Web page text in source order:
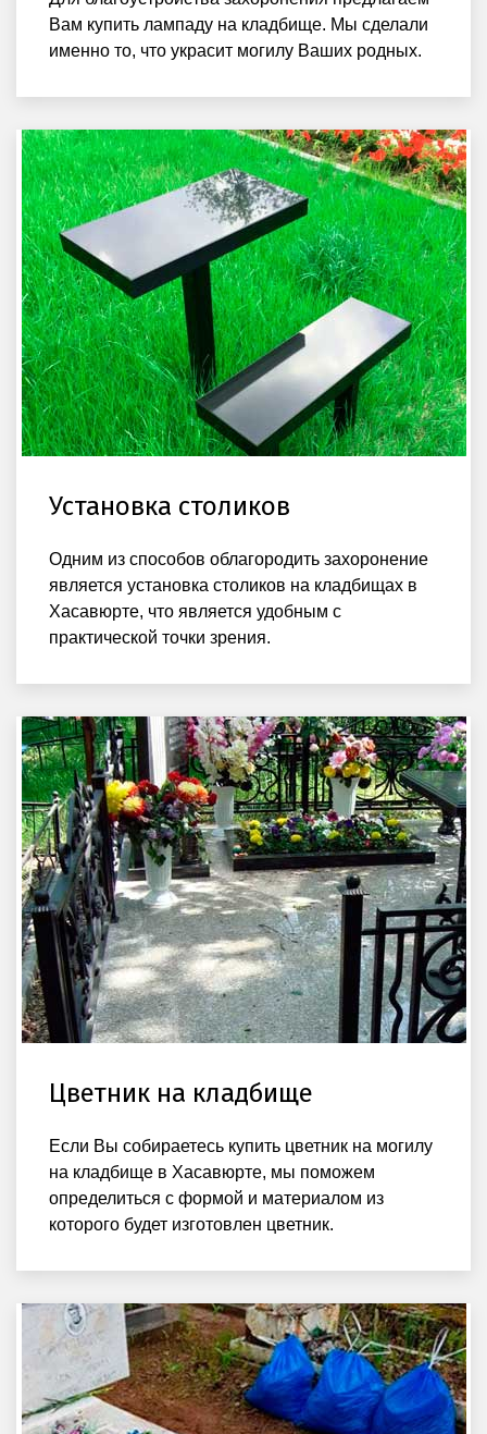
Вам купить лампаду на кладбище. Мы сделали
именно то, что украсит могилу Ваших родных.
Установка столиков
Одним из способов облагородить захоронение
является установка столиков на кладбищах в
Хасавюрте, что является удобным с
практической точки зрения.
Цветник на кладбище
Если Вы собираетесь купить цветник на могилу
на кладбище в Хасавюрте, мы поможем
определиться с формой и материалом из
которого будет изготовлен цветник.